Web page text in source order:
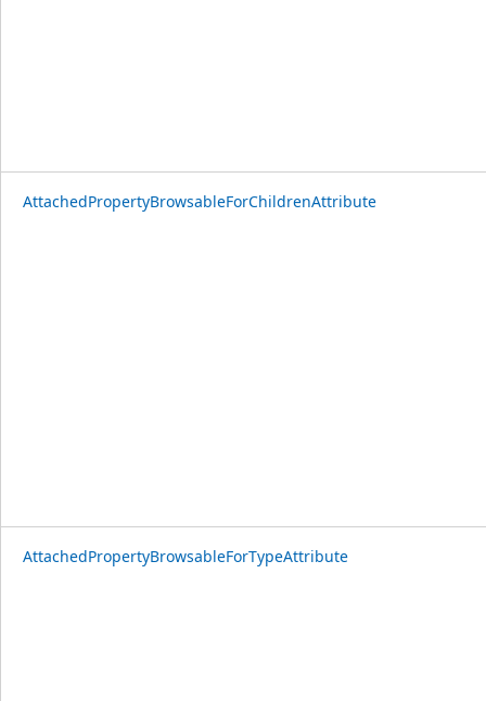
AttachedPropertyBrowsableForChildrenAttribute
AttachedPropertyBrowsableForTypeAttribute